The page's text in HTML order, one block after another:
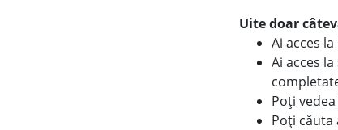
Uite doar
Ai acces
Ai acces
Poți
Poți